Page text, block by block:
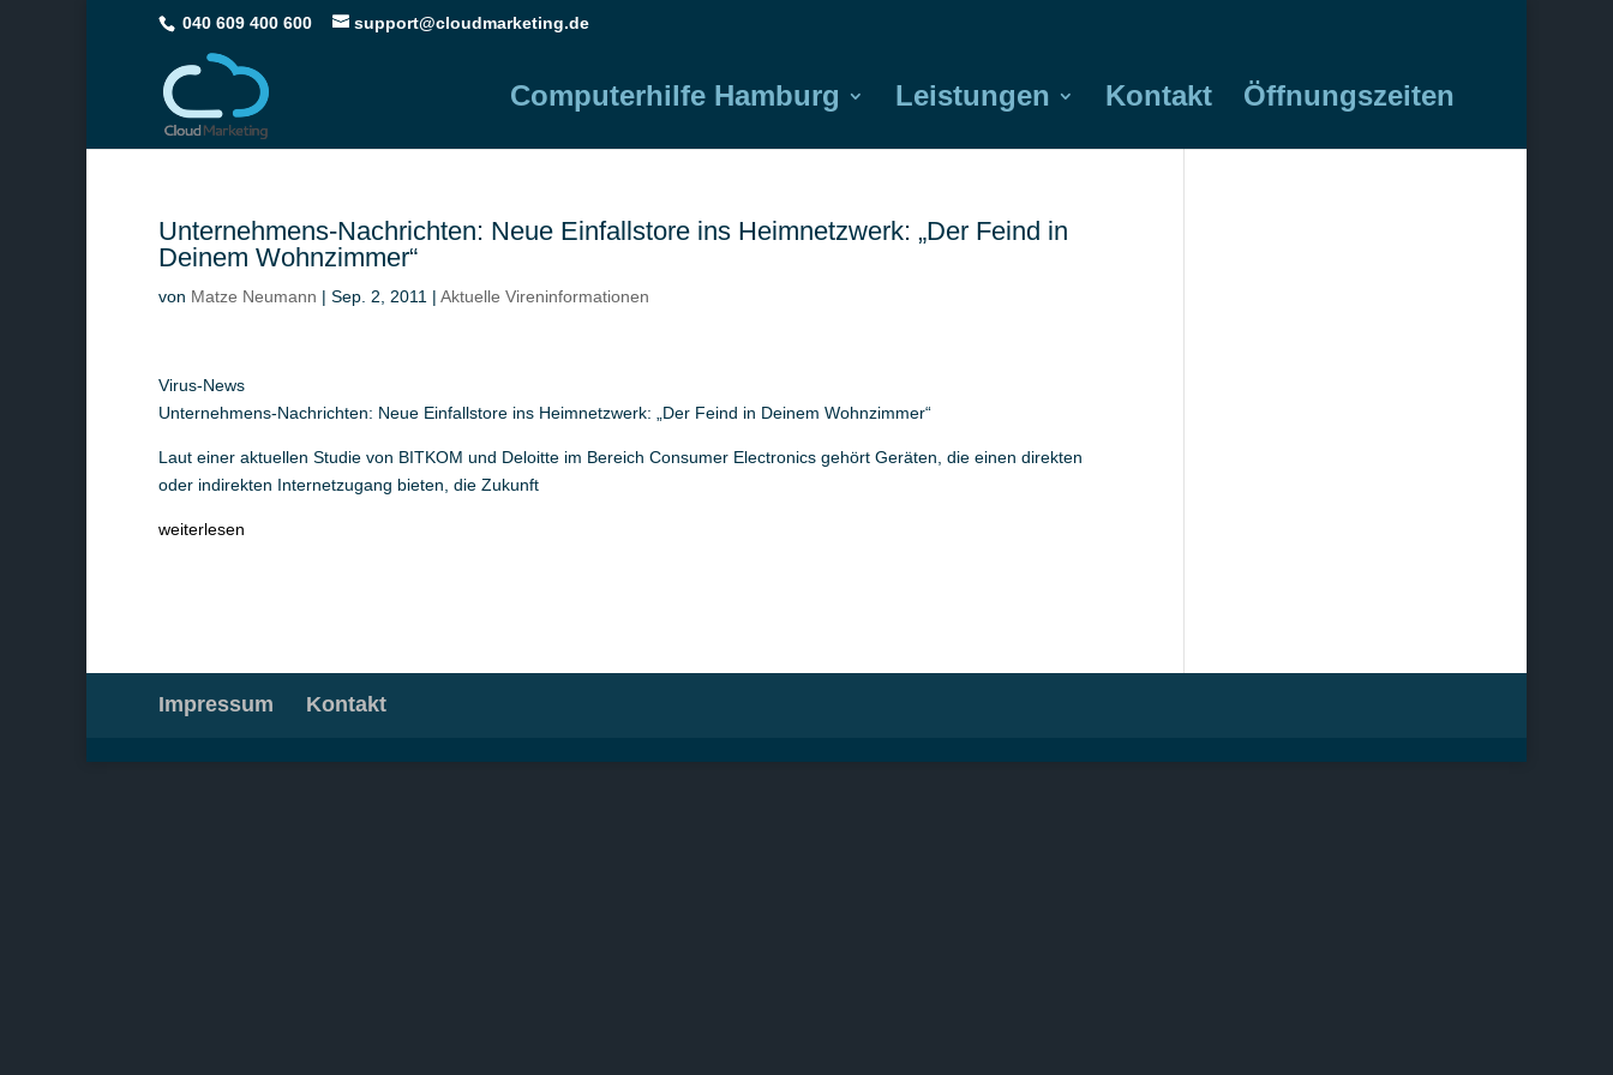
040 609 400 600 support@cloudmarketing.de
Computerhilfe Hamburg Leistungen Kontakt Öffnungszeiten
Unternehmens-Nachrichten: Neue Einfallstore ins Heimnetzwerk: „Der Feind in
Deinem Wohnzimmer“
von Matze Neumann | Sep. 2, 2011 | Aktuelle Vireninformationen
Virus-News
Unternehmens-Nachrichten: Neue Einfallstore ins Heimnetzwerk: „Der Feind in Deinem Wohnzimmer“
Laut einer aktuellen Studie von BITKOM und Deloitte im Bereich Consumer Electronics gehört Geräten, die einen direkten
oder indirekten Internetzugang bieten, die Zukunft
weiterlesen
Impressum Kontakt